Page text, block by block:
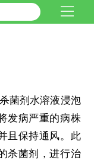
菌剂水溶液浸泡
发病严重的病株
且保持通风。此
杀菌剂，进行治